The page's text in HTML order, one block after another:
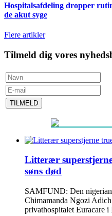
Hospitalsafdeling dropper
de akut syge
Flere artikler
Tilmeld dig vores
TILMELD
Litterær
søns død
SAMFUND: Den
Chimamanda Ngozi
privathospitalet Euracare i